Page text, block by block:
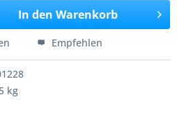
In den Warenkorb
Empfehlen
kg